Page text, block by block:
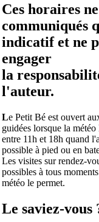
Ces horaires
communiqués
indicatif et ne
engager
la
l'auteur.
Le Petit Bé est ouvert
guidées lorsque la météo
entre 11h et 18h quand
possible à pied ou en
Les visites sur rendez-
possibles à tous
météo le permet.
Le saviez-vous